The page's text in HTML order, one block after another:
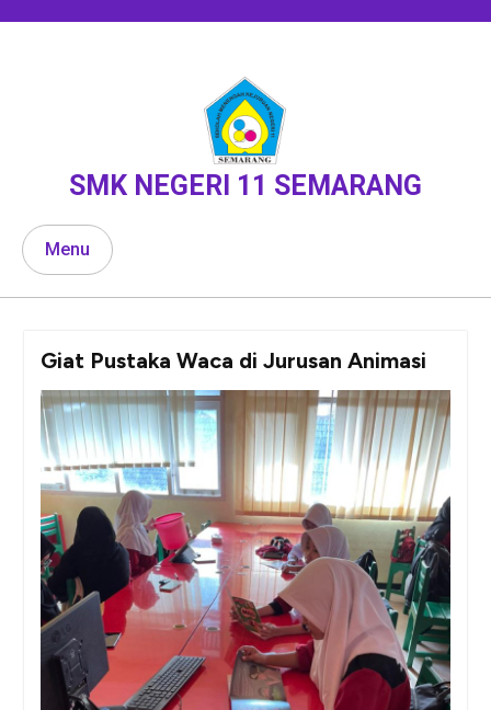
SMK NEGERI 11 SEMARANG
Menu
Giat Pustaka Waca di Jurusan Animasi